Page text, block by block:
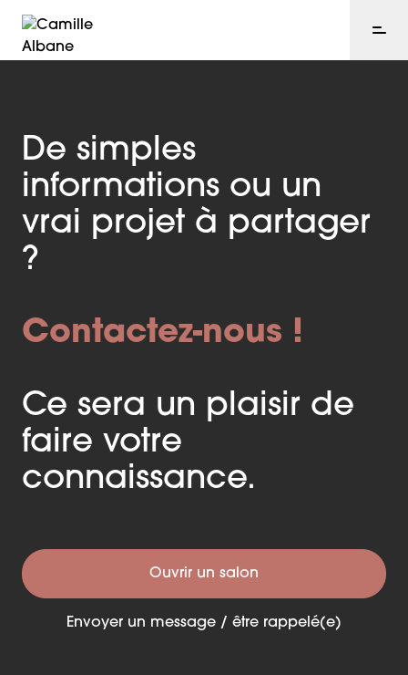
De simples
informations ou un
vrai projet à partager
?
Contactez-nous !
Ce sera un plaisir de
faire votre
connaissance.
Ouvrir un salon
Envoyer un message / être rappelé(e)